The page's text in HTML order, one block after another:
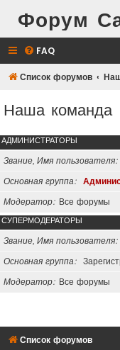
Форум
FAQ
Список форумов
Наша команда
АДМИНИСТРАТОРЫ
Звание, Имя пользователя
Основная группа
Модератор Все форумы
СУПЕРМОДЕРАТОРЫ
Звание, Имя пользователя
Основная группа
Модератор Все форумы
Список форумов